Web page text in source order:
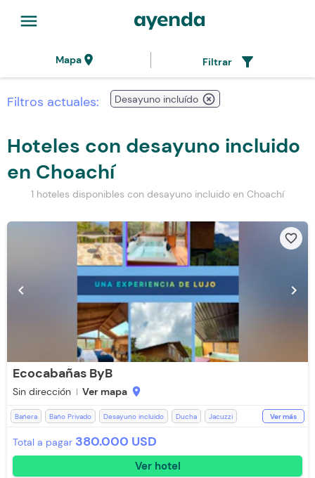
menu
Mapalocation_on Filtrar filter_alt
Filtros actuales: Desayuno incluído highlight_off
Hoteles con desayuno incluido
en Choachí
1 hoteles disponibles con desayuno incluido en Choachí
favorite_border
chevron_left chevron_right
Ecocabañas ByB
Sin dirección Ver mapa location_on
Bañera Baño Privado Desayuno incluido Ducha
Jacuzzi
Ver más
Total a pagar 380.000 USD
Ver hotel